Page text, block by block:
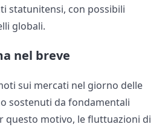
statunitensi, con possibili
globali.
nel breve
sui mercati nel giorno delle
sostenuti da fondamentali
questo motivo, le fluttuazioni di